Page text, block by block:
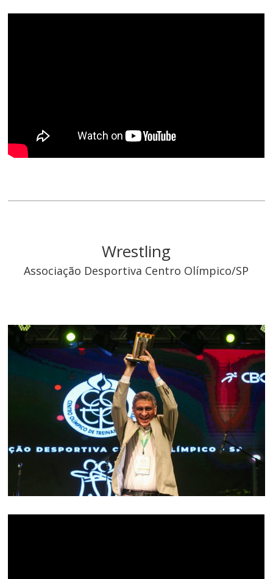
Wrestling
Associação Desportiva Centro Olímpico/SP